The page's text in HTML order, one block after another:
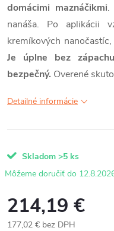
domácimi maznáčikmi.
nanáša. Po aplikácii
kremíkových
Je úplne bez
bezpečný. Overené
Detailné informácie
Skladom >5 ks
214,19 €
177,02 € bez DPH